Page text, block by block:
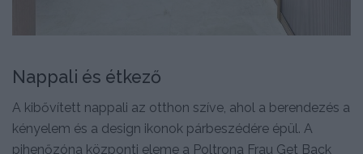
Nappali és étkező
A kibővített nappali az otthon szíve, ahol a berendezés a
kényelem és a design ikonok párbeszédére épül. A
pihenőzóna központi eleme a Poltrona Frau Get Back